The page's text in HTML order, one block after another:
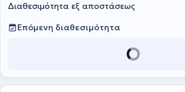
Διαθεσιμότητα εξ αποστάσεως
Επόμενη διαθεσιμότητα